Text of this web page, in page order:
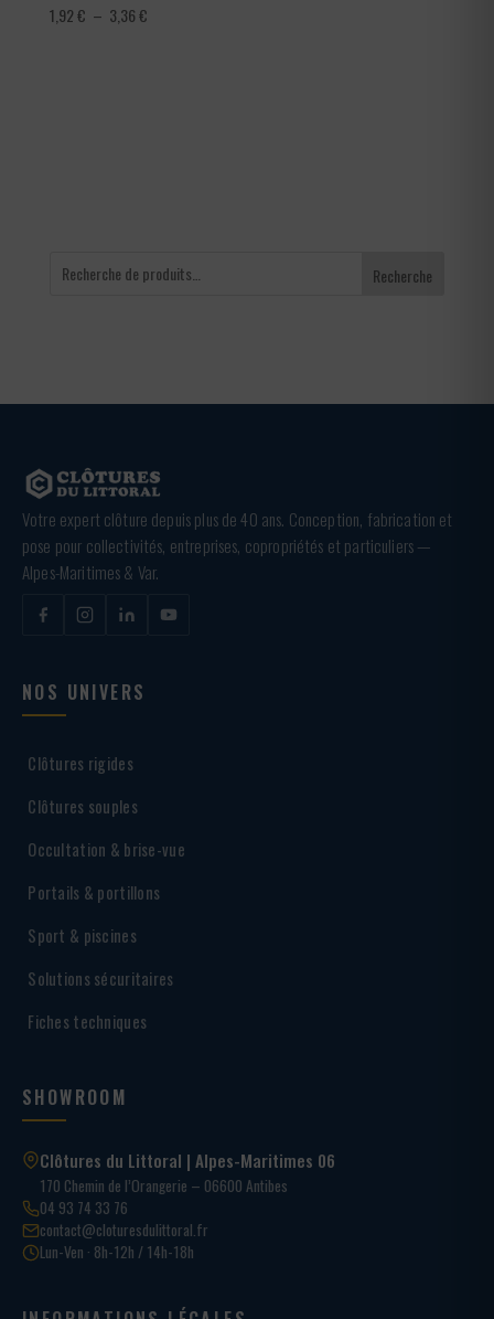
1,92€ – 3,36€Plage
Recherche
Votre expert clôture depuis plus de 40 ans. Conception, fabrication et
pose pour collectivités, entreprises, copropriétés et particuliers —
Alpes-Maritimes & Var.
NOS UNIVERS
Clôtures rigides
Clôtures souples
Occultation & brise-vue
Portails & portillons
Sport & piscines
Solutions sécuritaires
Fiches techniques
SHOWROOM
Clôtures du Littoral | Alpes-Maritimes 06
170 Chemin de l’Orangerie – 06600 Antibes
04 93 74 33 76
contact@cloturesdulittoral.fr
Lun-Ven · 8h-12h / 14h-18h